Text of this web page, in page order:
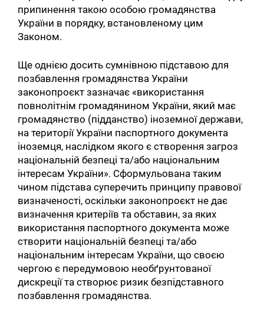
припинення такою особою громадянства
України в порядку, встановленому цим
Законом.
Ще однією досить сумнівною підставою для
позбавлення громадянства України
законопроєкт зазначає «використання
повнолітнім громадянином України, який має
громадянство (підданство) іноземної держави,
на території України паспортного документа
іноземця, наслідком якого є створення загроз
національній безпеці та/або національним
інтересам України». Сформульована таким
чином підстава суперечить принципу правової
визначеності, оскільки законопроєкт не дає
визначення критеріїв та обставин, за яких
використання паспортного документа може
створити національній безпеці та/або
національним інтересам України, що своєю
чергою є передумовою необґрунтованої
дискреції та створює ризик безпідставного
позбавлення громадянства.